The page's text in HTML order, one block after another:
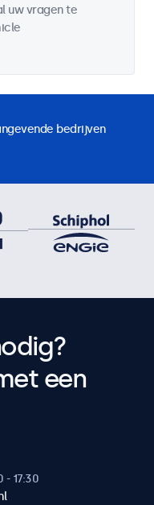
uw vragen te
bedrijven
een
17:30